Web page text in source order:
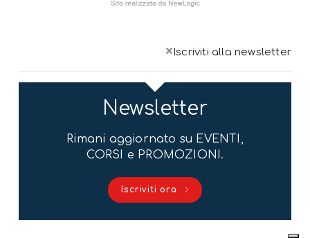
×Iscriviti alla newsletter
Newsletter
Rimani aggiornato su EVENTI,
CORSI e PROMOZIONI.
Iscriviti ora